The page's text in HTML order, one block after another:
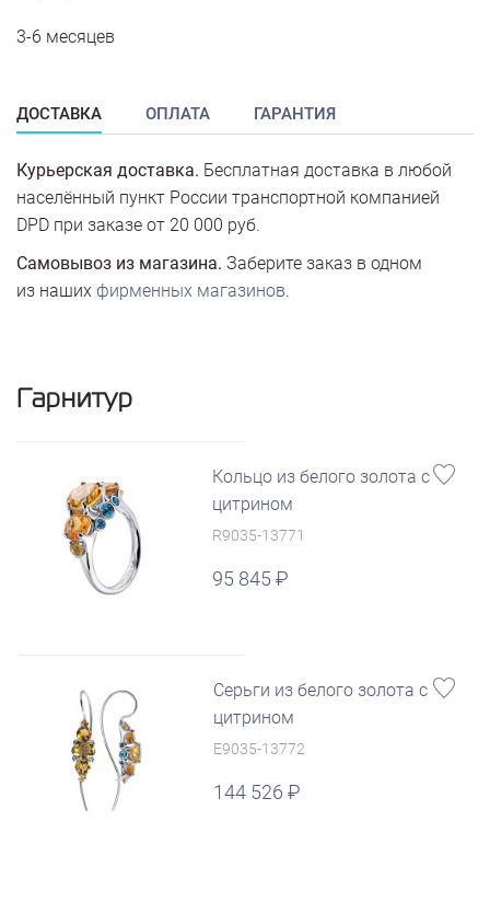
3-6 месяцев
ДОСТАВКА ОПЛАТА ГАРАНТИЯ
Курьерская доставка. Бесплатная доставка в любой
населённый пункт России транспортной компанией
DPD при заказе от 20 000 руб.
Самовывоз из магазина. Заберите заказ в одном
из наших фирменных магазинов.
Гарнитур
Кольцо из белого золота с
цитрином
R9035-13771
95 845
Серьги из белого золота с
цитрином
E9035-13772
144 526